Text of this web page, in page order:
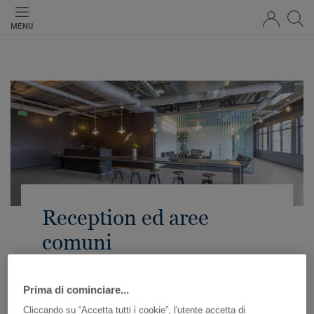
MENU
Reception ed aree
comuni
Per un ambiente accogliente ed adatto alle attività
Prima di cominciare...
Cliccando su “Accetta tutti i cookie”, l'utente accetta di